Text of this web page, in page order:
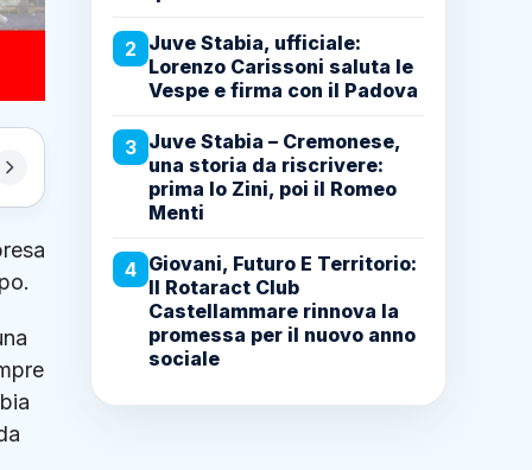
2 Juve Stabia, ufficiale:
Lorenzo Carissoni saluta le
Vespe e firma con il Padova
3 Juve Stabia – Cremonese,
una storia da riscrivere:
prima lo Zini, poi il Romeo
Menti
4 Giovani, Futuro E Territorio:
Il Rotaract Club
Castellammare rinnova la
promessa per il nuovo anno
sociale